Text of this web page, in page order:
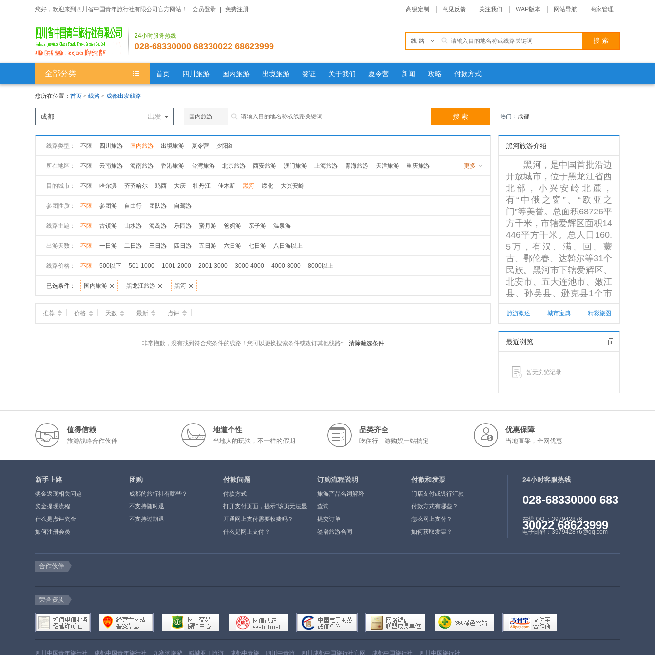
您好，欢迎来到四川省中国青年旅行社有限公司官方网站！ 会员登录 免费注册 高级定制 意见反馈 关注我们 WAP版本 网站导航 商家管理
24小时服务热线
028-68330000 68330022 68623999
线路
全部分类 首页 四川旅游 国内旅游 出境旅游 签证 关于我们 夏令营 新闻 攻略 付款方式
您所在位置： 首页 > 线路 > 成都出发线路
出发
成都 国内旅游 热门： 成都
线路类型： 不限 四川旅游 国内旅游 出境旅游 夏令营 夕阳红
所在地区： 不限 云南旅游 海南旅游 香港旅游 台湾旅游 北京旅游 西安旅游 澳门旅游 上海旅游 青海旅游 天津旅游
重庆旅游
山西旅游
黑龙江旅游 吉林旅游 山西旅游 陕西旅游 安徽旅游 湖南旅游 湖北旅游
更多
目的城市： 不限 哈尔滨 齐齐哈尔 鸡西 大庆 牡丹江 佳木斯 黑河 绥化 大兴安岭
参团性质： 不限 参团游 自由行 团队游 自驾游
线路主题： 不限 古镇游 山水游 海岛游 乐园游 蜜月游 爸妈游 亲子游 温泉游
出游天数： 不限 一日游 二日游 三日游 四日游 五日游 六日游 七日游 八日游以上
线路价格： 不限 500以下 501-1000 1001-2000 2001-3000 3000-4000 4000-8000 8000以上
已选条件： 国内旅游 黑龙江旅游 黑河
推荐 价格 天数 最新 点评
非常抱歉，没有找到符合您条件的线路！您可以更换搜索条件或改订其他线路~ 清除筛选条件
黑河旅游介绍
黑河，是中国首批沿边
开放城市，位于黑龙江省西
北部，小兴安岭北麓，
有“中俄之窗”、“欧亚之
门”等美誉。总面积68726平
方千米，市辖爱辉区面积14
446平方千米。总人口160.
5万，有汉、满、回、蒙
古、鄂伦春、达斡尔等31个
民族。黑河市下辖爱辉区、
北安市、五大连池市、嫩江
县、孙吴县、逊克县1个市
辖区2个县级市3个县。境内
有黑龙江省农垦总局北安、
九三2个分局所属的25个农
场，57个部队农场、21个
其他国营直属农场和省森工
局所属的34个林场以及海
黑龙江主航道中心为界，与
穆尔州首府布拉戈维申斯克
（海兰泡）隔江相望，最近
距离仅750米，是中俄4374
首府相对应的距离最近、规
市，也是“龙江丝路带”上重
要的节点城市。
黑河是别具北国特色的
绿色净土观光带，拥有世界
三大旅游资源中的冰雪、森
馆，闻名遐迩的爱辉古城，
奇特的沾河漂流，茫茫的小
兴安岭林海，两岸文明迥异
旅游概述 城市宝典 精彩旅图
最近浏览
暂无浏览记录...
值得信赖
旅游战略合作伙伴
地道个性
当地人的玩法，不一样的假期
品类齐全
吃住行、游购娱一站搞定
优惠保障
当地直采，全网优惠
新手上路
奖金返现相关问题
奖金提现流程
什么是点评奖金
如何注册会员
团购
成都的旅行社有哪些？
不支持随时退
不支持过期退
付款问题
付款方式
打开支付页面，提示”该页无法显
示”或空白页，可能是什么原因？
开通网上支付需要收费吗？
什么是网上支付？
订购流程说明
旅游产品名词解释
查询
提交订单
签署旅游合同
付款和发票
门店支付或银行汇款
付款方式有哪些？
怎么网上支付？
如何获取发票？
24小时客服热线
028-68330000 683
30022 68623999
在线 QQ ：397942876
电子邮箱：397942876@qq.com
合作伙伴
荣誉资质
四川中国青年旅行社 成都中国青年旅行社 九寨沟旅游 稻城亚丁旅游 成都中青旅 四川中青旅 四川成都中国旅行社官网 成都中国旅行社 四川中国旅行社